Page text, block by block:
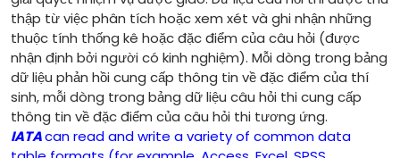
thập từ việc phân tích hoặc xem xét và ghi nhận những
thuộc tính thống kê hoặc đặc điểm của câu hỏi (được
nhận định bởi người có kinh nghiệm). Mỗi dòng trong bảng
dữ liệu phản hồi cung cấp thông tin về đặc điểm của thí
sinh, mỗi dòng trong bảng dữ liệu câu hỏi thi cung cấp
thông tin về đặc điểm của câu hỏi thi tương ứng.
IATAcan read and write a variety of common data